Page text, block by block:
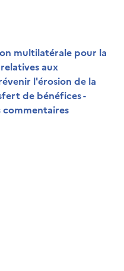
multilatérale pour la
aux
l'érosion de la
de bénéfices -
commentaires
format pdf
LinkedIn